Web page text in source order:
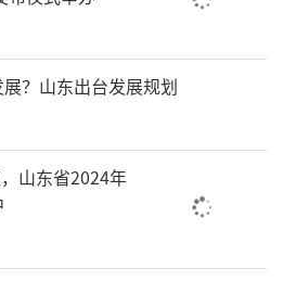
？山东出台发展规划
山东省2024年